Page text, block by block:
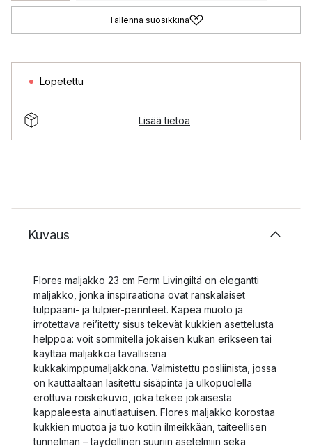
Tallenna suosikkina
Lopetettu
Lisää tietoa
Kuvaus
Flores maljakko 23 cm Ferm Livingiltä on elegantti
maljakko, jonka inspiraationa ovat ranskalaiset
tulppaani- ja tulpier-perinteet. Kapea muoto ja
irrotettava rei’itetty sisus tekevät kukkien asettelusta
helppoa: voit sommitella jokaisen kukan erikseen tai
käyttää maljakkoa tavallisena
kukkakimppumaljakkona. Valmistettu posliinista, jossa
on kauttaaltaan lasitettu sisäpinta ja ulkopuolella
erottuva roiskekuvio, joka tekee jokaisesta
kappaleesta ainutlaatuisen. Flores maljakko korostaa
kukkien muotoa ja tuo kotiin ilmeikkään, taiteellisen
tunnelman – täydellinen suuriin asetelmiin sekä